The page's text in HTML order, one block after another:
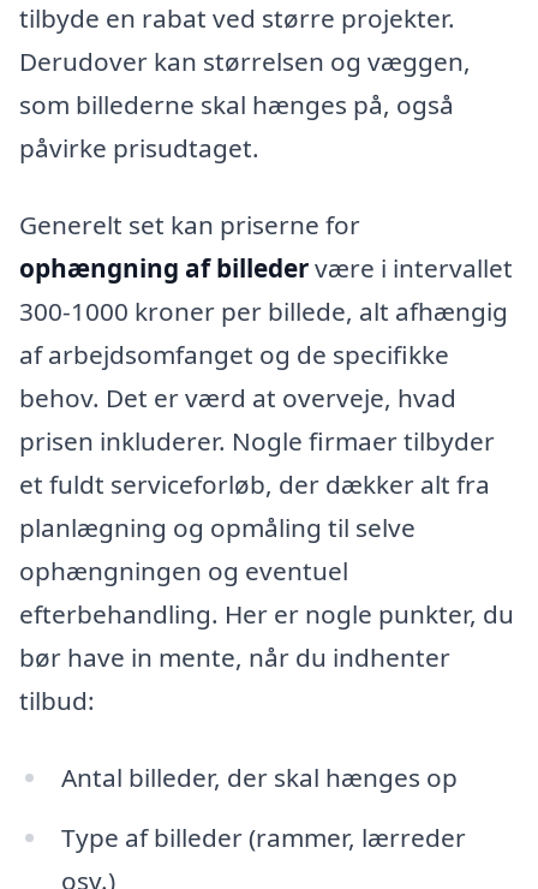
tilbyde en rabat ved større projekter.
Derudover kan størrelsen og væggen,
som billederne skal hænges på, også
påvirke prisudtaget.
Generelt set kan priserne for
ophængning af billedervære i intervallet
300-1000 kroner per billede, alt afhængig
af arbejdsomfanget og de specifikke
behov. Det er værd at overveje, hvad
prisen inkluderer. Nogle firmaer tilbyder
et fuldt serviceforløb, der dækker alt fra
planlægning og opmåling til selve
ophængningen og eventuel
efterbehandling. Her er nogle punkter, du
bør have in mente, når du indhenter
tilbud:
Antal billeder, der skal hænges op
Type af billeder (rammer, lærreder
osv.)